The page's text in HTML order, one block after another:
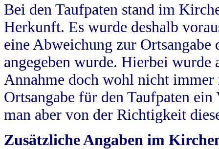
Bei den Taufpaten stand im
Herkunft. Es wurde deshalb
eine Abweichung zur
angegeben wurde. Hierbei wurde
Annahme doch wohl nicht
Ortsangabe für den Taufpaten
man aber von der Richtigkeit
Zusätzliche Angaben im